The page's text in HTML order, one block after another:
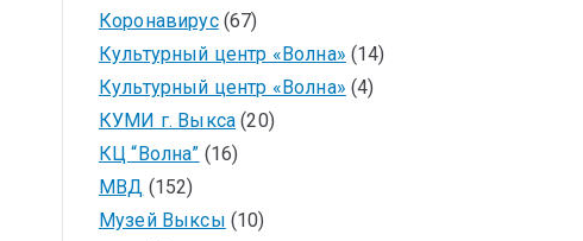
Коронавирус(67)
Культурный центр «Волна» (14)
Культурный центр «Волна» (4)
КУМИ г. Выкса (20)
КЦ “Волна” (16)
МВД (152)
Музей Выксы (10)